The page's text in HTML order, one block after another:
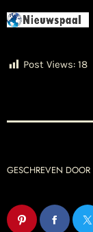
Post Views: 18
GESCHREVEN DOOR